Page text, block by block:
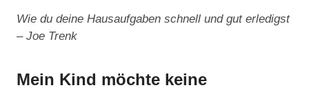
Wie du deine Hausaufgaben schnell und gut erledigst
– Joe Trenk
Mein Kind möchte keine